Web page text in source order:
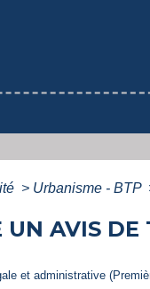
> Urbanisme - BTP
AVIS
et administrative